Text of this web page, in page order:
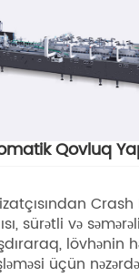
Qovluq
sürətli və
lövhənin
üçün